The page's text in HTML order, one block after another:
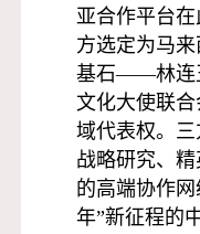
亚合作平台
方选定为马
基石——林连
文化大使联
域代表权。
战略研究、
的高端协作
年”新征程的